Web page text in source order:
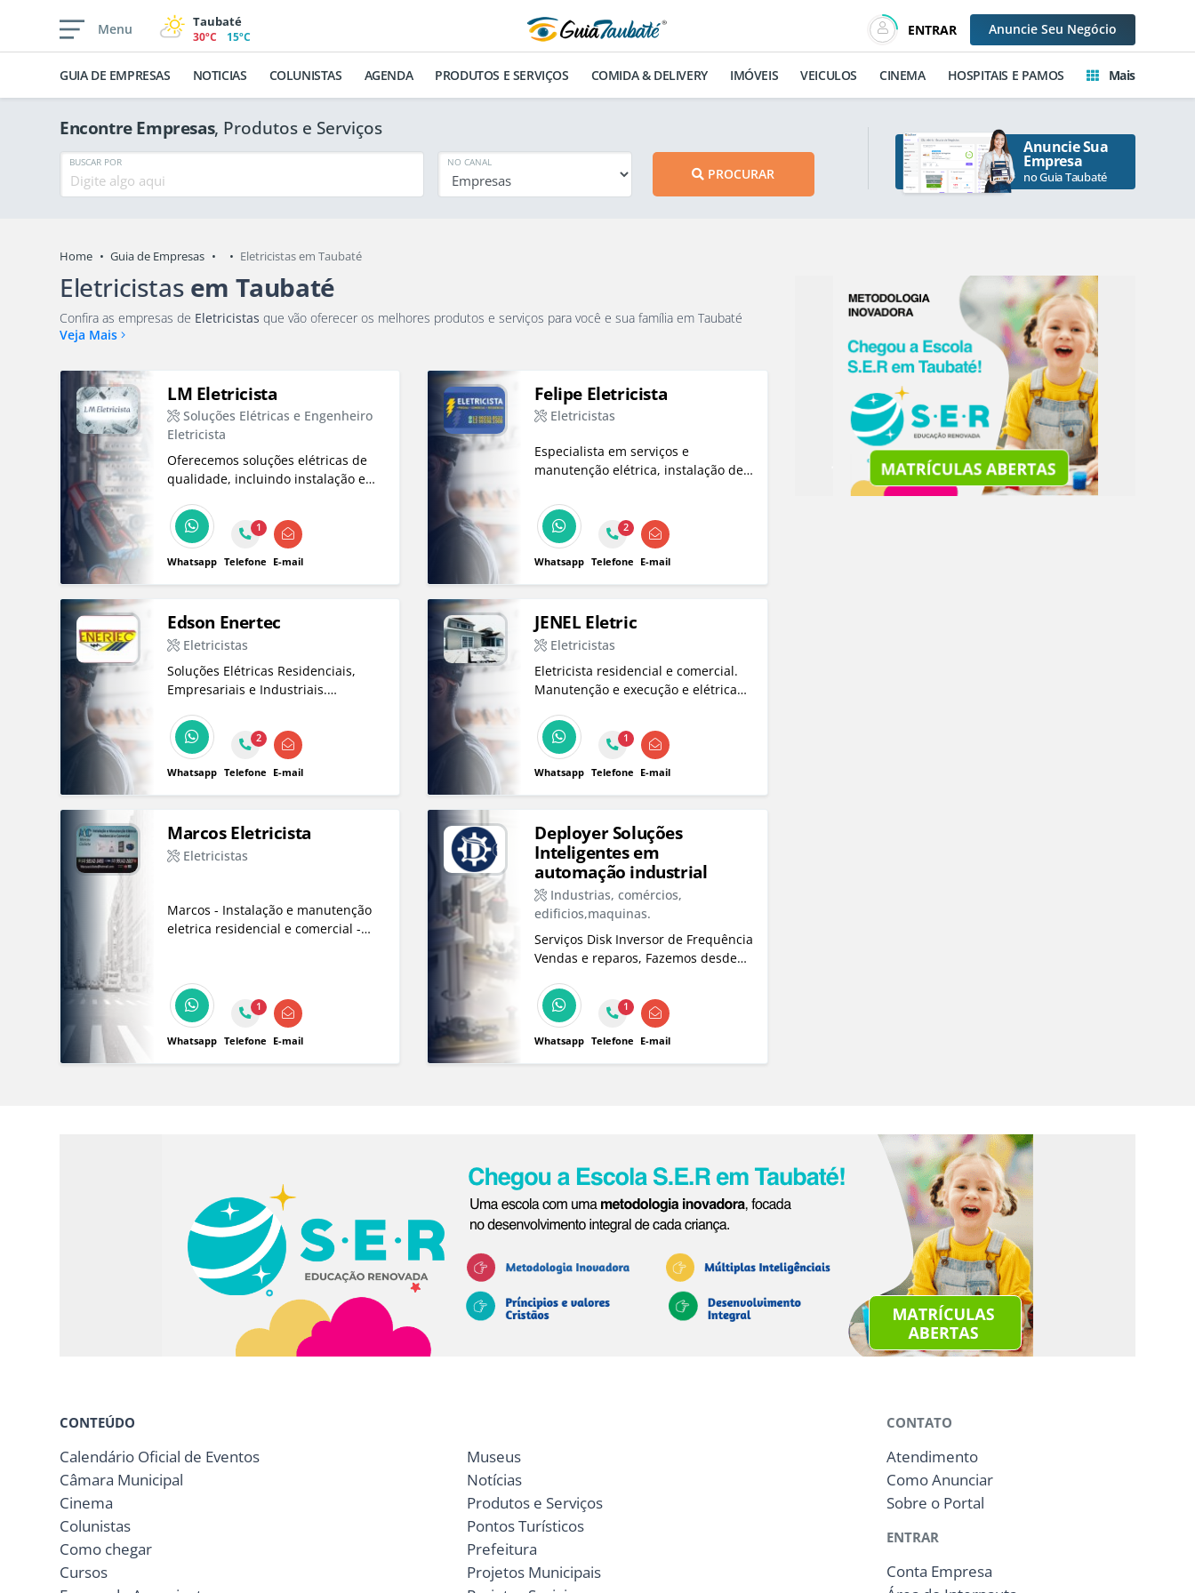
Menu Taubaté
30ºC 15ºC ENTRAR Anuncie Seu Negócio
GUIA DE EMPRESAS NOTICIAS COLUNISTAS AGENDA PRODUTOS E SERVIÇOS COMIDA & DELIVERY IMÓVEIS VEICULOS CINEMA HOSPITAIS E PAMOS Mais
Encontre Empresas, Produtos e Serviços
BUSCAR POR NO CANAL
PROCURAR
Anuncie Sua
Empresa
no Guia Taubaté
Home Guia de Empresas Eletricistas em Taubaté
Eletricistas em Taubaté
Confira as empresas de Eletricistas
que vão oferecer os melhores produtos e serviços para você e sua família em Taubaté
Veja Mais
LM Eletricista
Soluções Elétricas e Engenheiro
Eletricista
Oferecemos soluções elétricas de
qualidade, incluindo instalação e
distribuição, ventiladores e
chuveiros. Estamos prontos para
atender suas necessidades elétricas
com eficiência.
Whatsapp
1
Telefone E-mail
Felipe Eletricista
Eletricistas
Especialista em serviços e
manutenção elétrica, instalação de
alarmes intelbras.
Whatsapp
2
Telefone E-mail
Edson Enertec
Eletricistas
Soluções Elétricas Residenciais,
Empresariais e Industriais.
anos de garantia. Facilidade no
pagamento. Orçamento sem
compromisso.
Whatsapp
2
Telefone E-mail
JENEL Eletric
Eletricistas
Eletricista residencial e comercial.
Manutenção e execução e elétrica
Whatsapp
1
Telefone E-mail
Marcos Eletricista
Eletricistas
Marcos - Instalação e manutenção
eletrica residencial e comercial -
Whatsapp
1
Telefone E-mail
Deployer Soluções
Inteligentes em
automação industrial
Industrias, comércios,
edificios,maquinas.
Serviços Disk Inversor de Frequência
Vendas e reparos, Fazemos desde
automação. Retrofit em Maquinas
de usinagem CNC e convencional,
Divisão eletrica temos eletricstas
especializados.
Whatsapp
1
Telefone E-mail
CONTEÚDO
Calendário Oficial de Eventos
Câmara Municipal
Cinema
Colunistas
Como chegar
Cursos
Museus
Notícias
Produtos e Serviços
Pontos Turísticos
Prefeitura
Projetos Municipais
CONTATO
Atendimento
Como Anunciar
Sobre o Portal
ENTRAR
Conta Empresa